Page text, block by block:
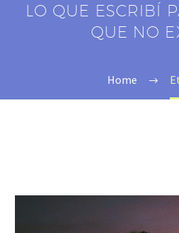
LO QUE ESCRIBÍ
QUE NO
Home